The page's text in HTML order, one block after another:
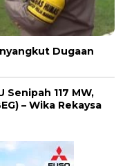
Dugaan
Senipah 117 MW,
– Wika Rekaysa